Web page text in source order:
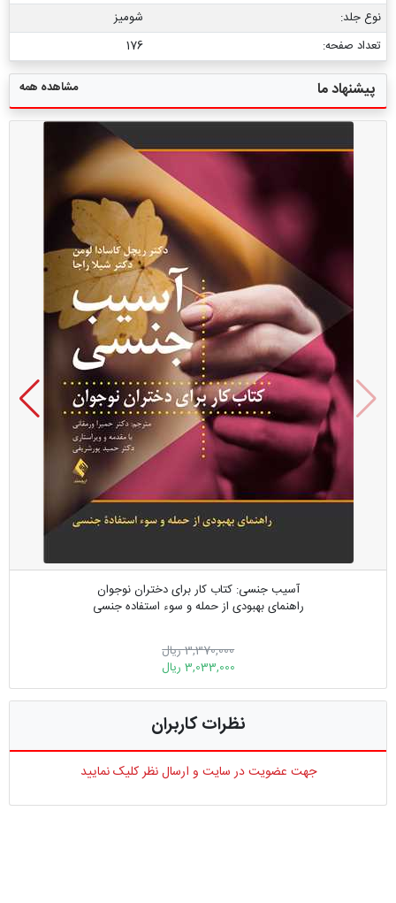
نوع جلد:
شومیز
تعداد صفحه:
176
پیشنهاد ما مشاهده همه
آسیب جنسی: کتاب کار برای دختران نوجوان
راهنمای بهبودی از حمله و سوء استفاده جنسی
3,370,000 ریال
3,033,000 ریال
نظرات کاربران
جهت عضویت در سایت و ارسال نظر کلیک نمایید